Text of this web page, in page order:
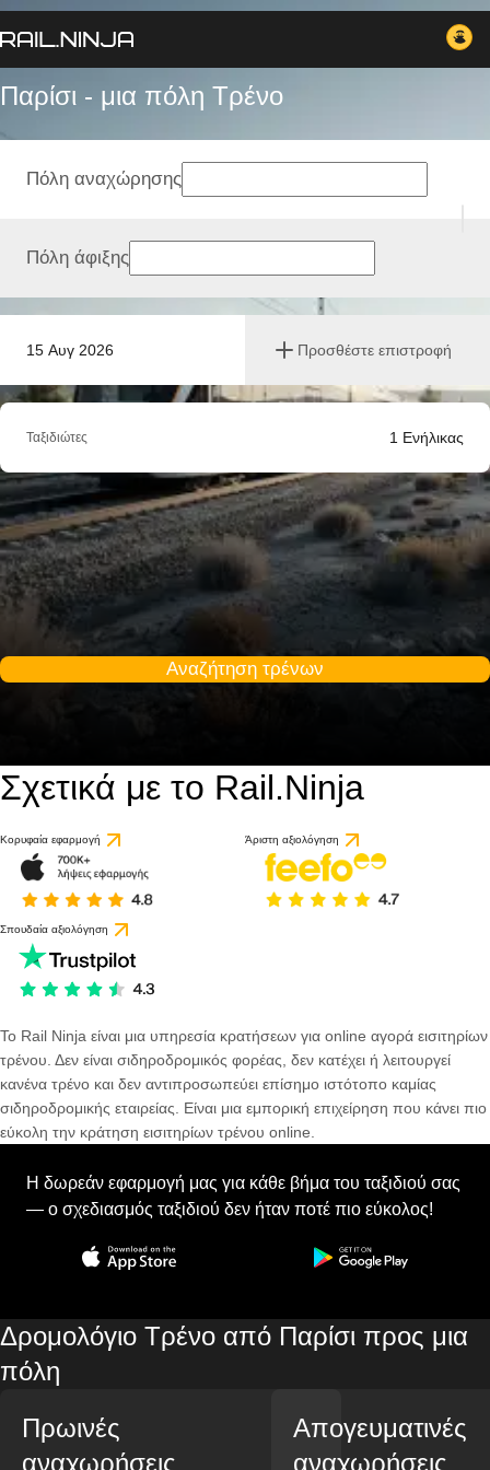
Παρίσι - μια πόλη Tρένο
15 Αυγ 2026 Προσθέστε επιστροφή
Πόλη αναχώρησης
Πόλη άφιξης
Ταξιδιώτες 1 Ενήλικας
Αναζήτηση τρένων
Σχετικά με το Rail.Ninja
Κορυφαία εφαρμογή Άριστη αξιολόγηση
Σπουδαία αξιολόγηση
Το Rail Ninja είναι μια υπηρεσία κρατήσεων για online αγορά εισιτηρίων
τρένου. Δεν είναι σιδηροδρομικός φορέας, δεν κατέχει ή λειτουργεί
κανένα τρένο και δεν αντιπροσωπεύει επίσημο ιστότοπο καμίας
σιδηροδρομικής εταιρείας. Είναι μια εμπορική επιχείρηση που κάνει πιο
εύκολη την κράτηση εισιτηρίων τρένου online.
Η δωρεάν εφαρμογή μας για κάθε βήμα του ταξιδιού σας
— ο σχεδιασμός ταξιδιού δεν ήταν ποτέ πιο εύκολος!
Δρομολόγιο Τρένο από Παρίσι προς μια
πόλη
Πρωινές
αναχωρήσεις
Απογευματινές
αναχωρήσεις